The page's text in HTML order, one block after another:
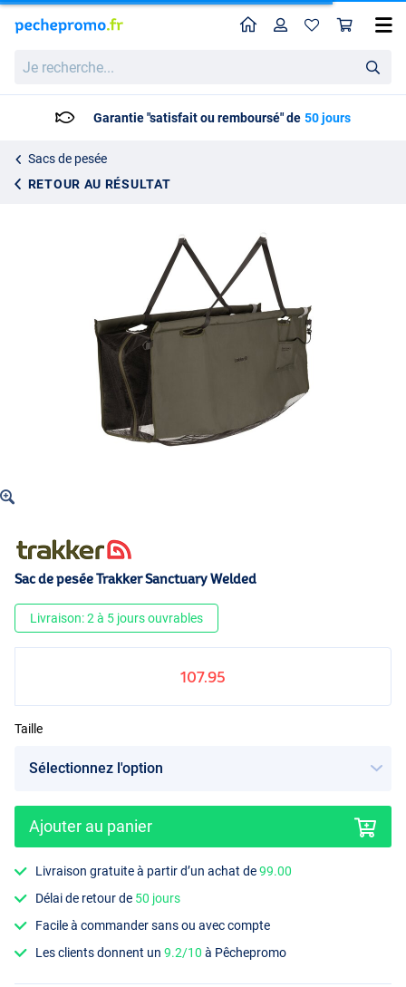
recherche...
HomeProfil
Garantie "satisfait ou remboursé" de 50 jours
Sacs de pesée
RETOUR AU RÉSULTAT
Sac de pesée Trakker Sanctuary Welded
Sac de pesée Trakker Sanctuary Welded
Livraison: 2 à 5 jours ouvrables
107.95
Taille
Ajouter au panier
Livraison gratuite à partir d’un achat de99.00
Délai de retour de 50 jours
Facile à commander sans ou avec compte
Les clients donnent un9.2/10 à Pêchepromo